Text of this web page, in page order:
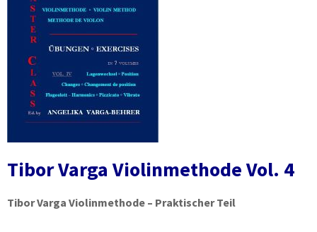
Tibor Varga Violinmethode Vol. 4
Tibor Varga Violinmethode – Praktischer Teil